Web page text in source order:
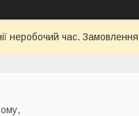
неробочий час.